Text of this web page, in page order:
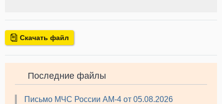
Скачать файл
Последние файлы
Письмо МЧС России АМ-4 от 05.08.2026